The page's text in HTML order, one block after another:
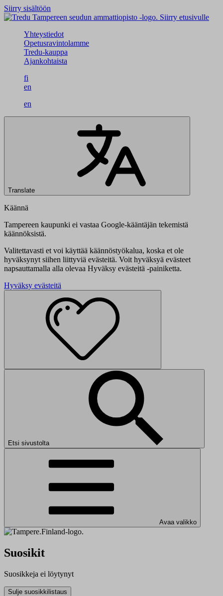
Siirry sisältöön
Siirry etusivulle
Yhteystiedot
Opetusravintolamme
Tredu-kauppa
Ajankohtaista
fi
en
en
Translate
Käännä
Tampereen kaupunki ei vastaa Google-kääntäjän tekemistä
käännöksistä.
Valitettavasti et voi käyttää käännöstyökalua, koska et ole
hyväksynyt siihen liittyviä evästeitä. Voit hyväksyä evästeet
napsauttamalla alla olevaa Hyväksy evästeitä -painiketta.
Hyväksy evästeitä
Etsi sivustolta
Avaa valikko
Suosikit
Suosikkeja ei löytynyt
Sulje suosikkilistaus